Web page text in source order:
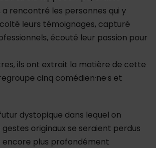
a rencontré les personnes qui y
leurs témoignages, capturé
écouté leur passion pour
ils ont extrait la matière de cette
cinq comédien·ne·s et
dystopique dans lequel on
gestes originaux se seraient perdus
encore plus profondément